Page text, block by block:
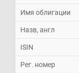
Имя облигации
Назв, англ
ISIN
Рег. номер